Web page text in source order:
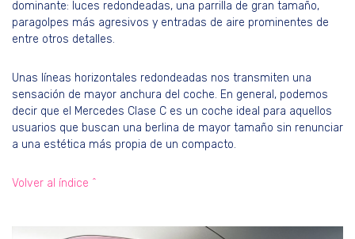
dominante: luces redondeadas, una parrilla de gran tamaño,
paragolpes más agresivos y entradas de aire prominentes de
entre otros detalles.
Unas líneas horizontales redondeadas nos transmiten una
sensación de mayor anchura del coche. En general, podemos
decir que el Mercedes Clase C es un coche ideal para aquellos
usuarios que buscan una berlina de mayor tamaño sin renunciar
a una estética más propia de un compacto.
Volver al índice ^